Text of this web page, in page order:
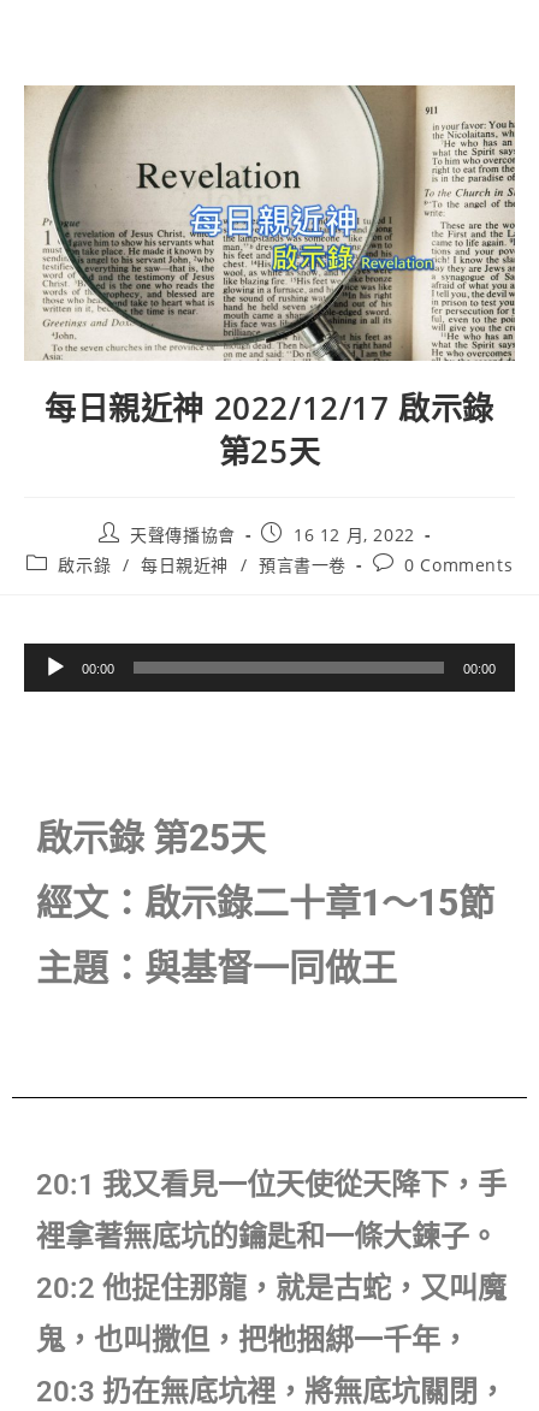
每日親近神 2022/12/17 啟示錄
第25天
天聲傳播協會
16 12 月, 2022
啟示錄 / 每日親近神 / 預言書一卷 0 Comments
訊
00:00 00:00
啟示錄 第25天
經文：啟示錄二十章1〜15節
主題：與基督一同做王
20:1 我又看見一位天使從天降下，手
裡拿著無底坑的鑰匙和一條大鍊子。
20:2 他捉住那龍，就是古蛇，又叫魔
鬼，也叫撒但，把牠捆綁一千年，
20:3 扔在無底坑裡，將無底坑關閉，